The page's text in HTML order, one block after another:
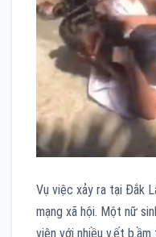
Vụ việc xảy ra tại Đắk
mạng xã hội. Một nữ
viện với nhiều v.ết